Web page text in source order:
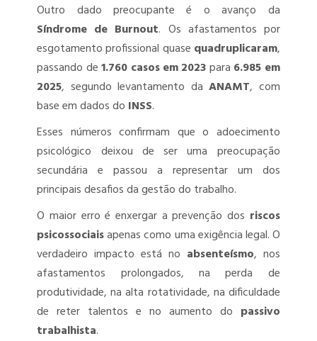
LIP – LAUDO DE INSALUBRIDADE E PERICULOSIDADE
AET – ANÁLISE ERGONÔMICA DO TRABALHO
DET – DOMICÍLIO ELETRÔNICO TRABALHISTA
TREINAMENTOS SST
PERITO MÉDICO ASSISTENTE
PERITO MÉDICO JUDICIAL
PRECISA
Outro dado preocupante é o avanço da
Síndrome de Burnout. Os afastamentos por
esgotamento profissional quase quadruplicaram,
passando de1.760 casos em 2023para 6.985 em
2025, segundo levantamento daANAMT, com
base em dados do INSS.
Esses números confirmam que o adoecimento
psicológico deixou de ser uma preocupação
secundária e passou a representar um dos
principais desafios da gestão do trabalho.
O maior erro é enxergar a prevenção dos riscos
psicossociaisapenas como uma exigência legal. O
verdadeiro impacto está no absenteísmo, nos
afastamentos prolongados, na perda de
produtividade, na alta rotatividade, na dificuldade
de reter talentos e no aumento do passivo
trabalhista.